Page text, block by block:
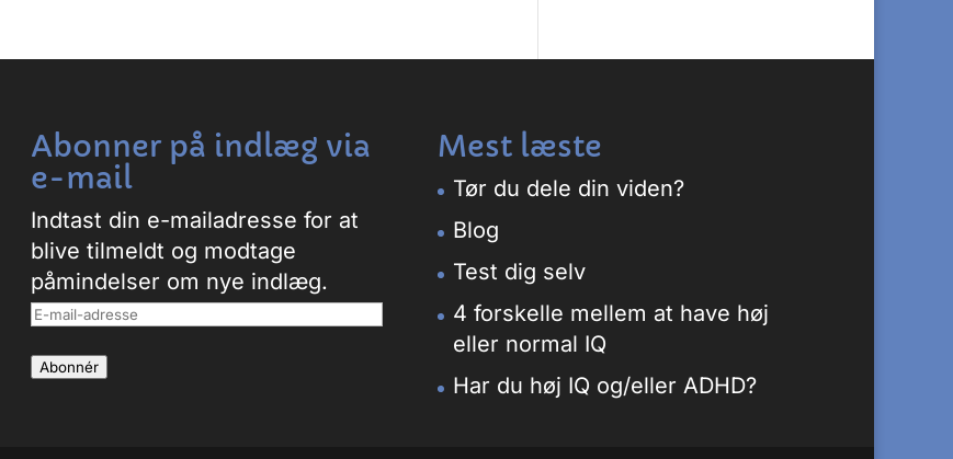
Abonner på indlæg via
e-mail
Indtast din e-mailadresse for at
blive tilmeldt og modtage
påmindelser om nye indlæg.
E-
adresse
Abonnér
Mest læste
Tør du dele din viden?
Blog
Test dig selv
4 forskelle mellem at have høj
eller normal IQ
Har du høj IQ og/eller ADHD?